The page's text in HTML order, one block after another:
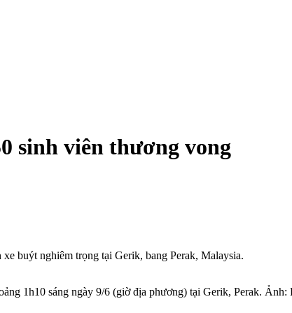
sinh viên thương vong
buýt nghiêm trọng tại Gerik, bang Perak, Malaysia.
1h10 sáng ngày 9/6 (giờ địa phương) tại Gerik, Perak. Ảnh: